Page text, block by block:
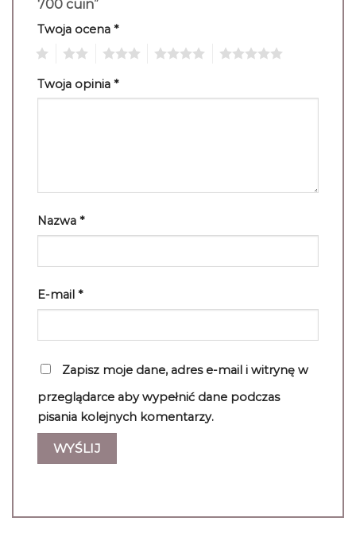
700 cuin”
Twoja ocena *
Twoja opinia *
Nazwa *
E-mail *
Zapisz moje dane, adres e-mail i witrynę w
przeglądarce aby wypełnić dane podczas
pisania kolejnych komentarzy.